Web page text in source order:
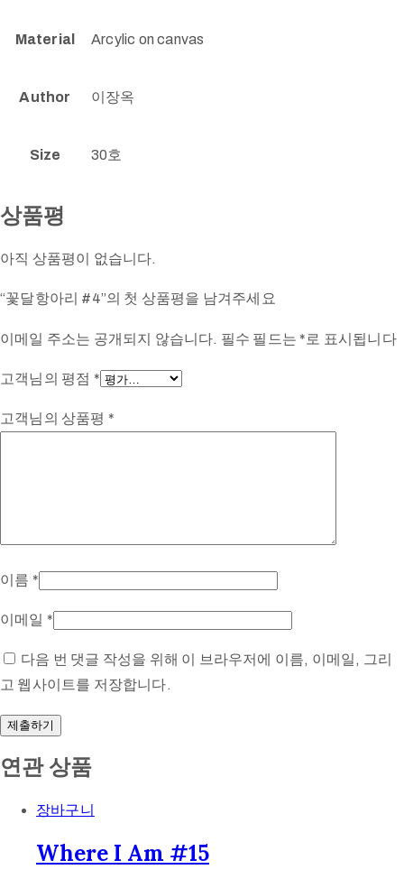
Material Arcylic on canvas
Author 이장옥
Size 30호
상품평
아직 상품평이 없습니다.
“꽃달항아리 #4”의 첫 상품평을 남겨주세요
이메일 주소는 공개되지 않습니다. 필수 필드는 * 로 표시됩니다
고객님의 평점 *
고객님의 상품평 *
이름 *
이메일 *
다음 번 댓글 작성을 위해 이 브라우저에 이름, 이메일, 그리
고 웹사이트를 저장합니다.
연관 상품
장바구니
Where I Am #15